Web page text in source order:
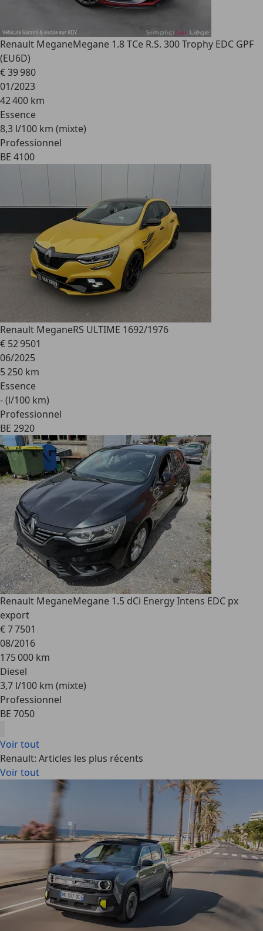
Renault MeganeMegane 1.8 TCe R.S. 300 Trophy EDC GPF
(EU6D)
€ 39 980
01/2023
42 400 km
Essence
8,3 l/100 km (mixte)
Professionnel
BE 4100
Renault MeganeRS ULTIME 1692/1976
€ 52 9501
06/2025
5 250 km
Essence
- (l/100 km)
Professionnel
BE 2920
Renault MeganeMegane 1.5 dCi Energy Intens EDC px
export
€ 7 7501
08/2016
175 000 km
Diesel
3,7 l/100 km (mixte)
Professionnel
BE 7050
Voir tout
Renault: Articles les plus récents
Voir tout